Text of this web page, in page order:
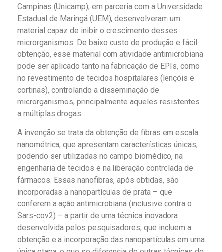
Campinas (Unicamp), em parceria com a Universidade
Estadual de Maringá (UEM), desenvolveram um
material capaz de inibir o crescimento desses
microrganismos. De baixo custo de produção e fácil
obtenção, esse material com atividade antimicrobiana
pode ser aplicado tanto na fabricação de EPIs, como
no revestimento de tecidos hospitalares (lençóis e
cortinas), controlando a disseminação de
microrganismos, principalmente aqueles resistentes
a múltiplas drogas.
A invenção se trata da obtenção de fibras em escala
nanométrica, que apresentam características únicas,
podendo ser utilizadas no campo biomédico, na
engenharia de tecidos e na liberação controlada de
fármacos. Essas nanofibras, após obtidas, são
incorporadas a nanopartículas de prata – que
conferem a ação antimicrobiana (inclusive contra o
Sars-cov2) – a partir de uma técnica inovadora
desenvolvida pelos pesquisadores, que incluem a
obtenção e a incorporação das nanopartículas em uma